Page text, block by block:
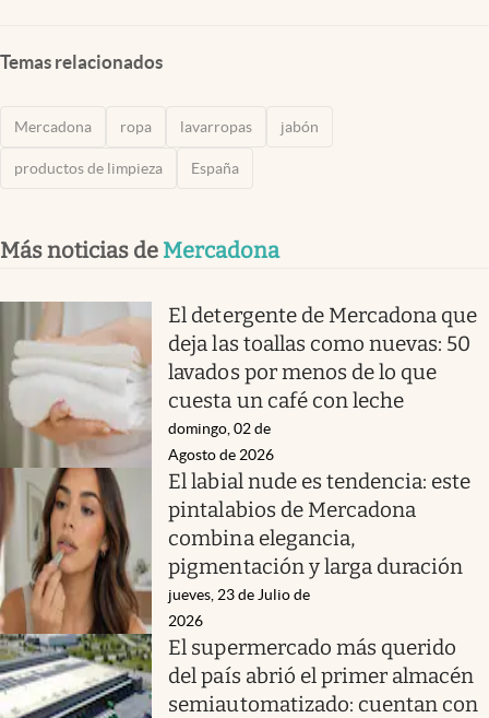
Temas relacionados
Mercadona ropa lavarropas jabón
productos de limpieza España
Más noticias de Mercadona
El detergente de Mercadona que
deja las toallas como nuevas: 50
lavados por menos de lo que
cuesta un café con leche
domingo, 02 de
Agosto de 2026
El labial nude es tendencia: este
pintalabios de Mercadona
combina elegancia,
pigmentación y larga duración
jueves, 23 de Julio de
2026
El supermercado más querido
del país abrió el primer almacén
semiautomatizado: cuentan con